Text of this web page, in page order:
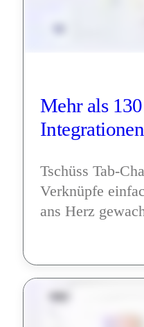
Mehr als
Integrationen
Tschüss Tab-
Verknüpfe
ans Herz